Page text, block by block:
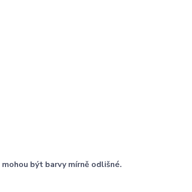
mohou být barvy mírně odlišné.